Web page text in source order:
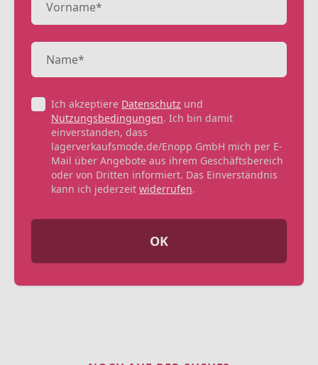
Ich akzeptiere Datenschutz und
Nutzungsbedingungen. Ich bin damit
einverstanden, dass
lagerverkaufsmode.de/Enopp GmbH mich per E-
Mail über Angebote aus ihrem Geschäftsbereich
oder von Dritten informiert. Das Einverständnis
kann ich jederzeit widerrufen.
OK